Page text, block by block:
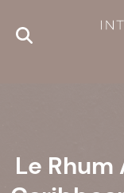
Le Rhum
Cookies